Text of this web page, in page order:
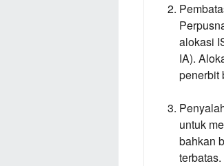
alokasi
IA).
penerbit
untuk
bahkan
terbatas.